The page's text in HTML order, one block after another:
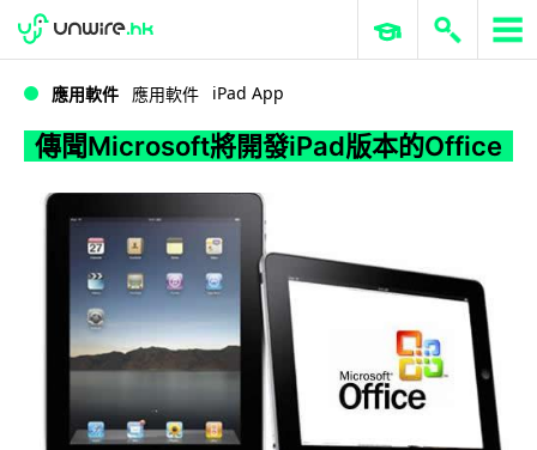
傳聞Microsoft將開發iPad版本的Office
WWDC 2026 ERP 與商業 AI
應用軟件 應用軟件 iPad App
傳聞Microsoft將開發iPad版本的Office